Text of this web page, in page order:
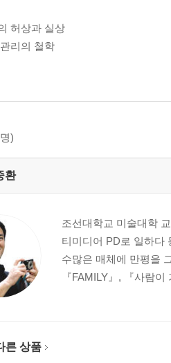
허상과 실상
리의 철학
)
환
조선대학교 미술대학
티미디어 PD로 일하다
수많은 매체에 만평을
『FAMILY』, 『사람
른 상품